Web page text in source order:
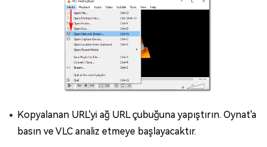
Kopyalanan URL'yi ağ URL çubuğuna yapıştırın. Oynat'a
basın ve VLC analiz etmeye başlayacaktır.